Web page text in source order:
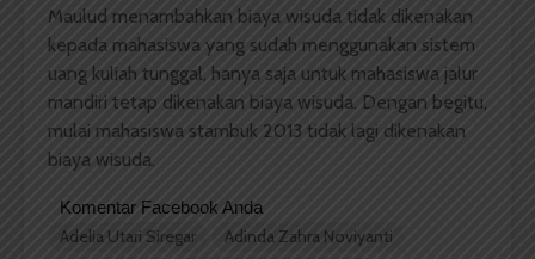
Maulud menambahkan biaya wisuda tidak dikenakan
kepada mahasiswa yang sudah menggunakan sistem
uang kuliah tunggal, hanya saja untuk mahasiswa jalur
mandiri tetap dikenakan biaya wisuda. Dengan begitu,
mulai mahasiswa stambuk 2013 tidak lagi dikenakan
biaya wisuda.
Komentar Facebook Anda
Adelia Utari Siregar Adinda Zahra Noviyanti